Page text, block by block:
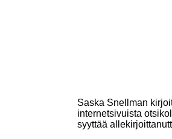
Saska Snellman
internetsivuista
syyttää